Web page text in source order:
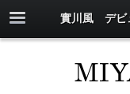
實川風 デビ